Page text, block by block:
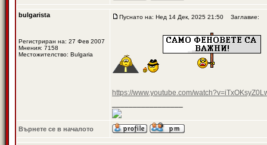
bulgarista
Регистриран на: 27 Фев 2007
Мнения: 7158
Местожителство: Bulgaria
Пуснато на: Нед 14 Дек, 2025 21:50 Заглавие:
https://www.youtube.com/
Върнете се в началото